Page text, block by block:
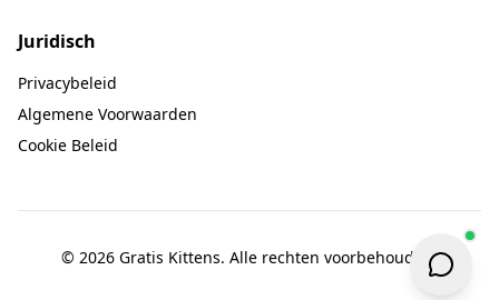
Juridisch
Privacybeleid
Algemene Voorwaarden
Cookie Beleid
© 2026 Gratis Kittens. Alle rechten voorbehouden.